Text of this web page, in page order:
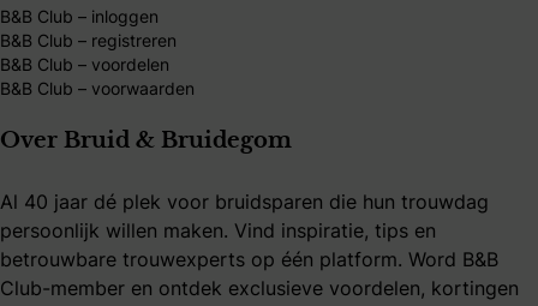
B&B Club – inloggen
B&B Club – registreren
B&B Club – voordelen
B&B Club – voorwaarden
Over Bruid & Bruidegom
Al 40 jaar dé plek voor bruidsparen die hun trouwdag
persoonlijk willen maken. Vind inspiratie, tips en
betrouwbare trouwexperts op één platform. Word B&B
Club-member en ontdek exclusieve voordelen, kortingen